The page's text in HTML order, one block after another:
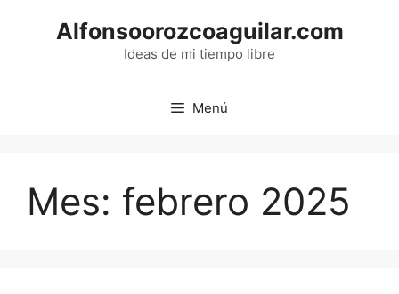
Alfonsoorozcoaguilar.com
Ideas de mi tiempo libre
Menú
Mes: febrero 2025